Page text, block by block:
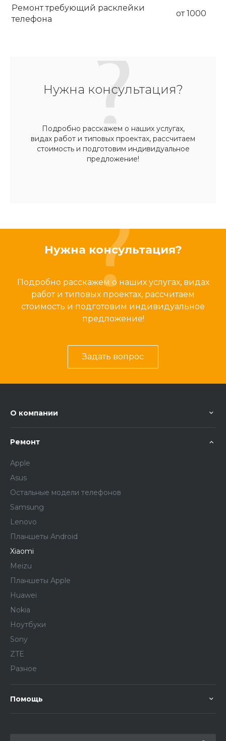
Ремонт требующий расклейки
телефона
от 1000
Нужна консультация?
Подробно расскажем о наших услугах,
видах работ и типовых проектах, рассчитаем
стоимость и подготовим индивидуальное
предложение!
Нужна консультация?
Подробно расскажем о наших услугах, видах
работ и типовых проектах, рассчитаем
стоимость и подготовим индивидуальное
предложение!
Задать вопрос
О компании
Ремонт
Apple
Asus
Остальные модели телефонов
Samsung
Lenovo
Планшеты Android
Xiaomi
Meizu
Планшеты Apple
Huawei
Nokia
Ноутбуки
Sony
ZTE
Разное
Помощь